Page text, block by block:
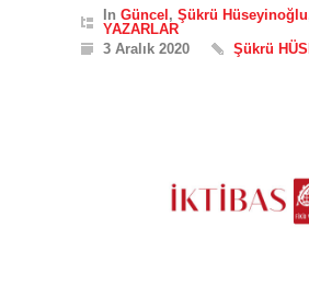
In Güncel, Şükrü Hüseyinoğlu
YAZARLAR
3 Aralık 2020
Şükrü